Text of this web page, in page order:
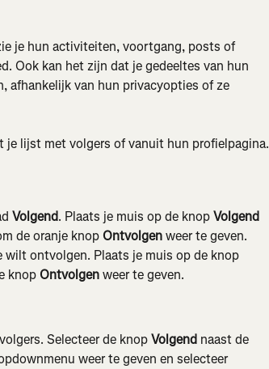
je hun activiteiten, voortgang, posts of
Ook kan het zijn dat je gedeeltes van hun
afhankelijk van hun privacyopties of ze
lijst met volgers of vanuit hun profielpagina.
Volgend. Plaats je muis op de knop Volgend
de oranje knop Ontvolgen weer te geven.
wilt ontvolgen. Plaats je muis op de knop
knop Ontvolgen weer te geven.
Selecteer de knop Volgend naast de
weer te geven en selecteer